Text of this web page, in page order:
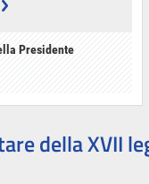
Presidente
della XVII